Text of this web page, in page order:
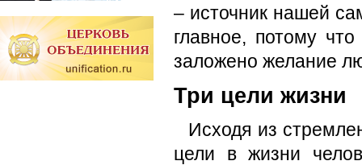
– источник нашей
главное, потому
заложено желание
Три цели жизни
Исходя из
цели в жизни